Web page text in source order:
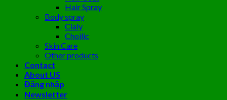
Hair Spray
Body spray
Cialy
Choilic
Skin Care
Other products
Contact
About US
Đăng nhập
Newsletter